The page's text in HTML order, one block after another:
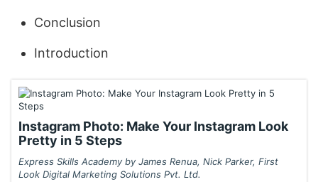
Conclusion
Introduction
Instagram Photo: Make Your Instagram Look
Pretty in 5 Steps
Express Skills Academy by James Renua, Nick Parker, First
Look Digital Marketing Solutions Pvt. Ltd.